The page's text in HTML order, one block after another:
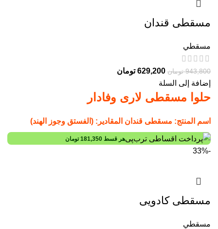
مسقطی قندان
مسقطي
943,800 تومان 629,200 تومان
إضافة إلى السلة
حلوا مسقطی لاری وفادار
اسم المنتج: مسقطی قندان المقادير: (الفستق وجوز الهند)
هر قسط 181,350 تومان
-33%
مسقطی کادویی
مسقطي